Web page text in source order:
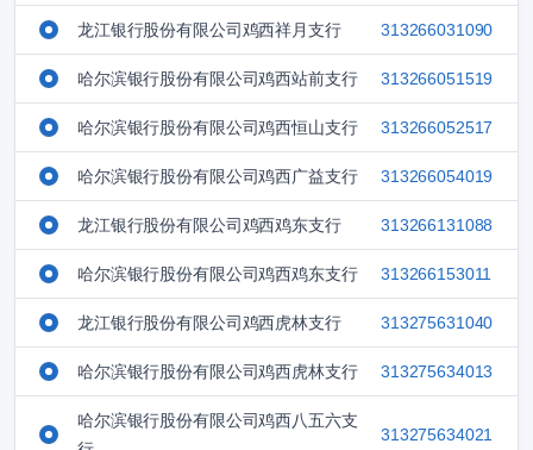
龙江银行股份有限公司鸡西祥月支行 313266031090
哈尔滨银行股份有限公司鸡西站前支行 313266051519
哈尔滨银行股份有限公司鸡西恒山支行 313266052517
哈尔滨银行股份有限公司鸡西广益支行 313266054019
龙江银行股份有限公司鸡西鸡东支行 313266131088
哈尔滨银行股份有限公司鸡西鸡东支行 313266153011
龙江银行股份有限公司鸡西虎林支行 313275631040
哈尔滨银行股份有限公司鸡西虎林支行 313275634013
哈尔滨银行股份有限公司鸡西八五六支
313275634021